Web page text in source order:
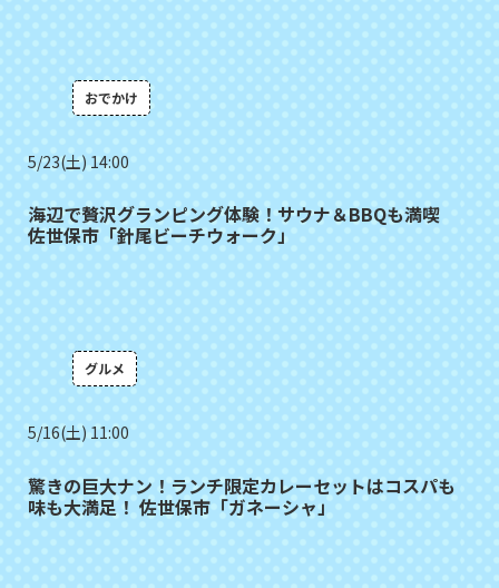
おでかけ
5/23(土) 14:00
海辺で贅沢グランピング体験！サウナ＆BBQも満喫
佐世保市「針尾ビーチウォーク」
グルメ
5/16(土) 11:00
驚きの巨大ナン！ランチ限定カレーセットはコスパも
味も大満足！ 佐世保市「ガネーシャ」